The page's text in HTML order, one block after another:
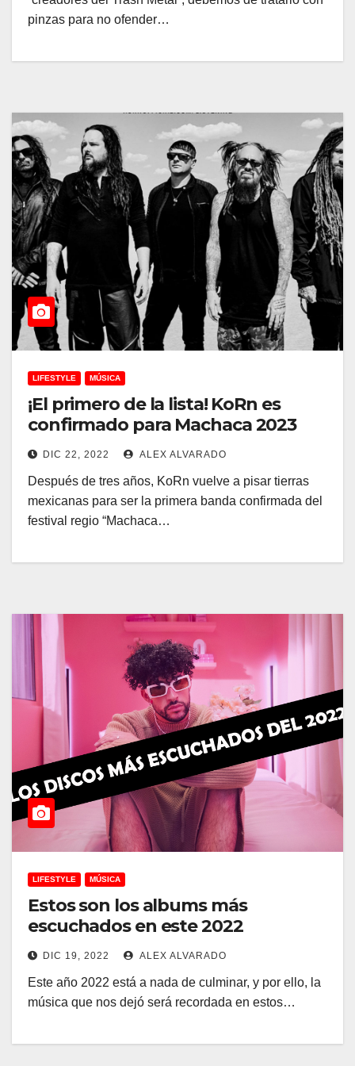
pinzas para no ofender…
LIFESTYLE MÚSICA
¡El primero de la lista! KoRn es
confirmado para Machaca 2023
DIC 22, 2022 ALEX ALVARADO
Después de tres años, KoRn vuelve a pisar tierras
mexicanas para ser la primera banda confirmada del
festival regio “Machaca…
LIFESTYLE MÚSICA
Estos son los albums más
escuchados en este 2022
DIC 19, 2022 ALEX ALVARADO
Este año 2022 está a nada de culminar, y por ello, la
música que nos dejó será recordada en estos…